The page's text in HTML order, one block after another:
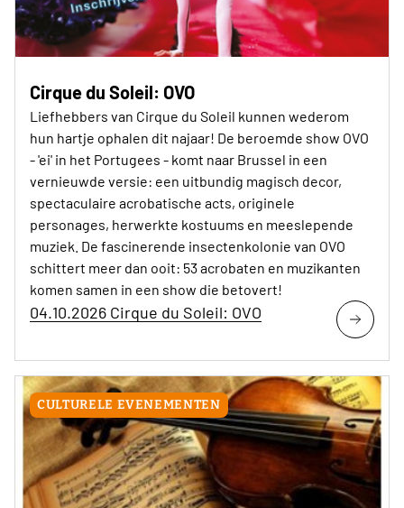
Cirque du Soleil: OVO
Liefhebbers van Cirque du Soleil kunnen wederom
hun hartje ophalen dit najaar! De beroemde show OVO
- 'ei' in het Portugees - komt naar Brussel in een
vernieuwde versie: een uitbundig magisch decor,
spectaculaire acrobatische acts, originele
personages, herwerkte kostuums en meeslepende
muziek. De fascinerende insectenkolonie van OVO
schittert meer dan ooit: 53 acrobaten en muzikanten
komen samen in een show die betovert!
04.10.2026 Cirque du Soleil: OVO
CULTURELE EVENEMENTEN